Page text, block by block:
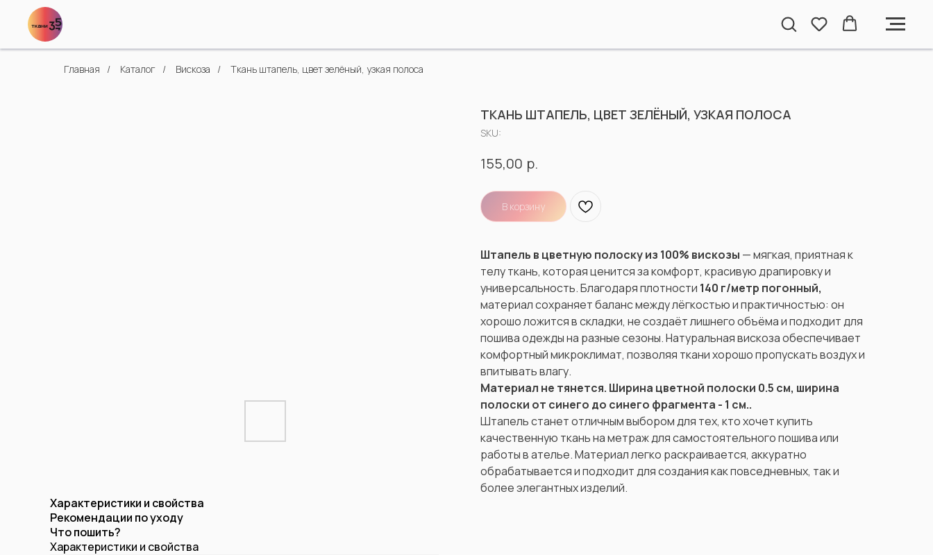
Главная / Каталог / Вискоза / Ткань штапель, цвет зелёный, узкая полоса
ТКАНЬ ШТАПЕЛЬ, ЦВЕТ ЗЕЛЁНЫЙ, УЗКАЯ ПОЛОСА
SKU:
155,00 р.
В корзину
Штапель в цветную полоску из 100% вискозы — мягкая, приятная к
телу ткань, которая ценится за комфорт, красивую драпировку и
универсальность. Благодаря плотности 140 г/метр погонный,
материал сохраняет баланс между лёгкостью и практичностью: он
хорошо ложится в складки, не создаёт лишнего объёма и подходит для
пошива одежды на разные сезоны. Натуральная вискоза обеспечивает
комфортный микроклимат, позволяя ткани хорошо пропускать воздух и
впитывать влагу.
Материал не тянется. Ширина цветной полоски 0.5 см, ширина
полоски от синего до синего фрагмента - 1 см..
Штапель станет отличным выбором для тех, кто хочет купить
качественную ткань на метраж для самостоятельного пошива или
работы в ателье. Материал легко раскраивается, аккуратно
обрабатывается и подходит для создания как повседневных, так и
более элегантных изделий.
Характеристики и свойства
Рекомендации по уходу
Что пошить?
Характеристики и свойства